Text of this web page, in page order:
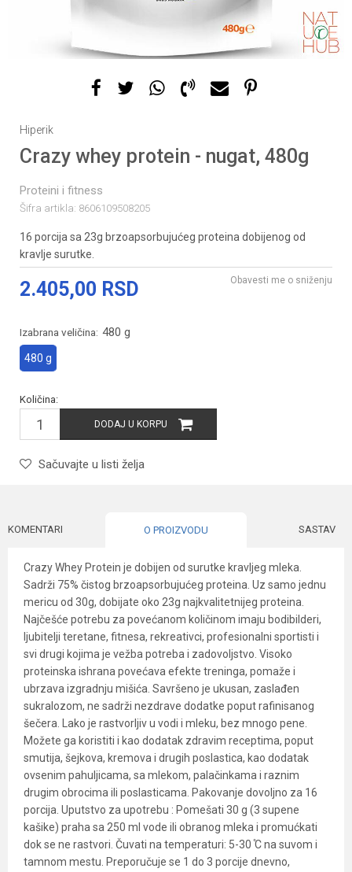
Hiperik
Crazy whey protein - nugat, 480g
Proteini i fitness
Šifra artikla: 8606109508205
16 porcija sa 23g brzoapsorbujućeg proteina dobijenog od
kravlje surutke.
2.405,00 RSD Obavesti me o sniženju
Izabrana veličina: 480 g
480 g
Količina:
DODAJ U KORPU
Sačuvajte u listi želja
KOMENTARI O PROIZVODU SASTAV
Crazy Whey Protein je dobijen od surutke kravljeg mleka.
Sadrži 75% čistog brzoapsorbujućeg proteina. Uz samo jednu
mericu od 30g, dobijate oko 23g najkvalitetnijeg proteina.
Najčešće potrebu za povećanom količinom imaju bodibilderi,
ljubitelji teretane, fitnesa, rekreativci, profesionalni sportisti i
svi drugi kojima je vežba potreba i zadovoljstvo. Visoko
proteinska ishrana povećava efekte treninga, pomaže i
ubrzava izgradnju mišića. Savršeno je ukusan, zaslađen
sukralozom, ne sadrži nezdrave dodatke poput rafinisanog
šečera. Lako je rastvorljiv u vodi i mleku, bez mnogo pene.
Možete ga koristiti i kao dodatak zdravim receptima, poput
smutija, šejkova, kremova i drugih poslastica, kao dodatak
ovsenim pahuljicama, sa mlekom, palačinkama i raznim
drugim obrocima ili poslasticama. Pakovanje dovoljno za 16
porcija. Uputstvo za upotrebu : Pomešati 30 g (3 supene
kašike) praha sa 250 ml vode ili obranog mleka i promućkati
dok se ne rastvori. Čuvati na temperaturi: 5-30 ̊C na suvom i
tamnom mestu. Preporučuje se 1 do 3 porcije dnevno,